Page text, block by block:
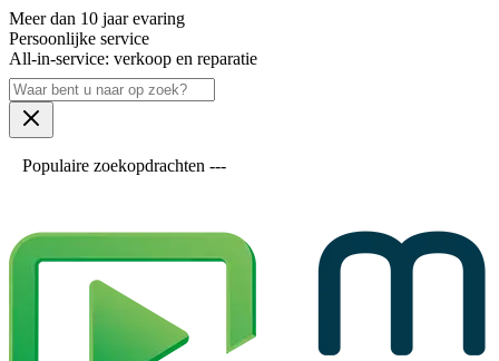
Meer dan 10 jaar evaring
Persoonlijke service
All-in-service: verkoop en reparatie
Populaire zoekopdrachten ---